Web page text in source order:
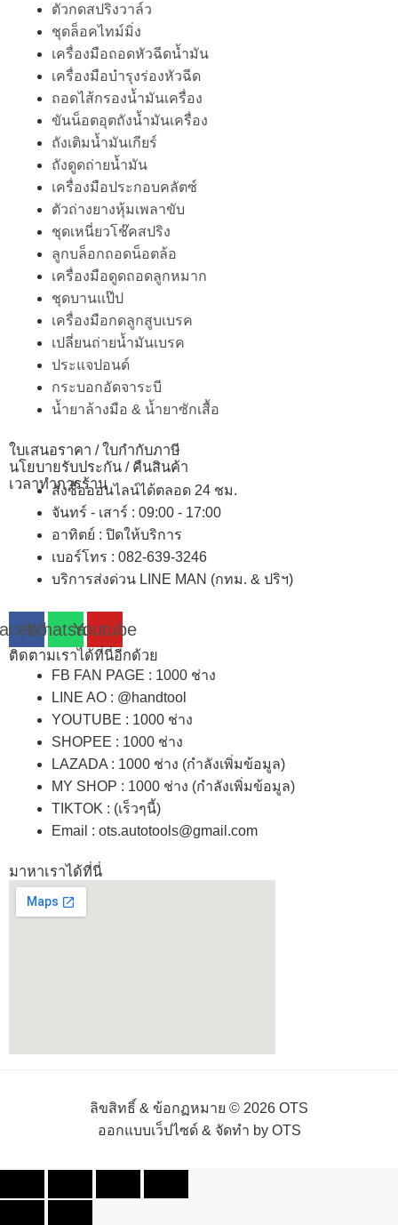
ตัวกดสปริงวาล์ว
ชุดล็อคไทม์มิ่ง
เครื่องมือถอดหัวฉีดน้ำมัน
เครื่องมือบำรุงร่องหัวฉีด
ถอดไส้กรองน้ำมันเครื่อง
ขันน็อตอุตถังน้ำมันเครื่อง
ถังเติมน้ำมันเกียร์
ถังดูดถ่ายน้ำมัน
เครื่องมือประกอบคลัตซ์
ตัวถ่างยางหุ้มเพลาขับ
ชุดเหนี่ยวโช๊คสปริง
ลูกบล็อกถอดน็อตล้อ
เครื่องมือดูดถอดลูกหมาก
ชุดบานแป๊ป
เครื่องมือกดลูกสูบเบรค
เปลี่ยนถ่ายน้ำมันเบรค
ประแจปอนด์
กระบอกอัดจาระบี
น้ำยาล้างมือ & น้ำยาซักเสื้อ
ใบเสนอราคา / ใบกำกับภาษี
นโยบายรับประกัน / คืนสินค้า
เวลาทำการร้าน
สั่งซื้อออนไลน์ได้ตลอด 24 ชม.
จันทร์ - เสาร์ : 09:00 - 17:00
อาทิตย์ : ปิดให้บริการ
เบอร์โทร : 082-639-3246
บริการส่งด่วน LINE MAN (กทม. & ปริฯ)
WhatsappYoutube
ติดตามเราได้ที่นี่อีกด้วย
FB FAN PAGE : 1000 ช่าง
LINE AO : @handtool
YOUTUBE : 1000 ช่าง
SHOPEE : 1000 ช่าง
LAZADA : 1000 ช่าง (กำลังเพิ่มข้อมูล)
MY SHOP : 1000 ช่าง (กำลังเพิ่มข้อมูล)
TIKTOK : (เร็วๆนี้)
Email : ots.autotools@gmail.com
มาหาเราได้ที่นี่
ลิขสิทธิ์ & ข้อกฏหมาย © 2026 OTS
ออกแบบเว็ปไซด์ & จัดทำ by OTS